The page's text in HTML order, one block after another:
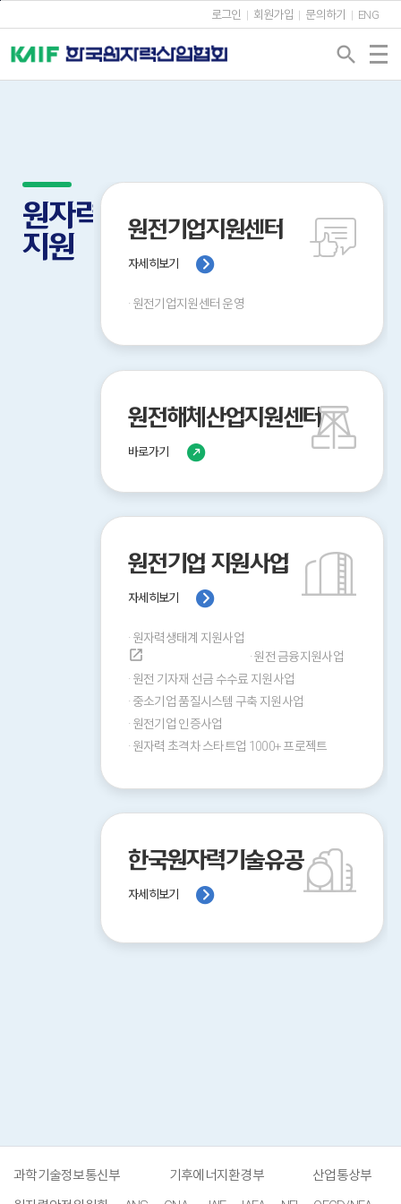
로그인 회원가입 문의하기 ENG
search
원자력산업
지원
원전기업지원센터
자세히보기
· 원전기업지원센터 운영
원전해체산업지원센터
바로가기
원전기업 지원사업
자세히보기
· 원자력생태계 지원사업
open_in_new ·원전 금융지원사업
· 원전 기자재 선금 수수료 지원사업
· 중소기업 품질시스템 구축 지원사업
· 원전기업 인증사업
· 원자력 초격차 스타트업 1000+ 프로젝트
한국원자력기술유공
자세히보기
과학기술정보통신부 기후에너지환경부
산업통상부